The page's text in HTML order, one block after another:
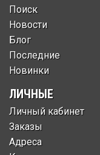
Поиск
Новости
Блог
Последние
Новинки
ЛИЧНЫЕ
Личный кабинет
Заказы
Адреса